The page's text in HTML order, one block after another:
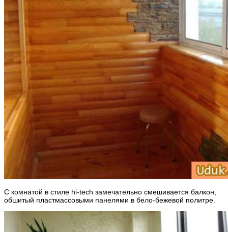
С комнатой в стиле hi-tech замечательно смешивается балкон,
обшитый пластмассовыми панелями в бело-бежевой политре.